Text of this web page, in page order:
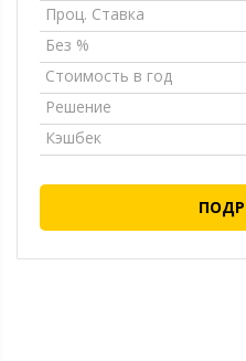
Проц. Ставка
Без %
Стоимость в год
Решение
Кэшбек